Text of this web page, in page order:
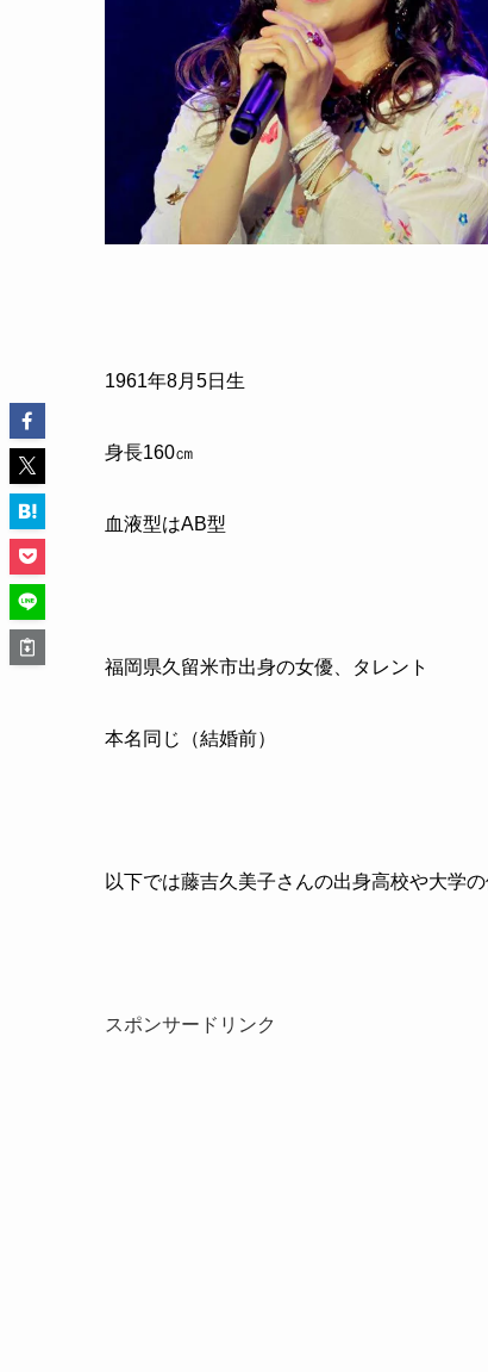
1961年8月 5日生
身長160㎝
血液型はAB型
福岡県久留米市出身の女優、タレント
本名同じ（結婚前）
以下では藤吉久美子さんの出身高校や大学
スポンサードリンク